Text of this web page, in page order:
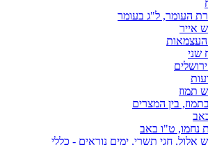
העומר, ל"ג בעומר
אייר
העצמאות
שני
תמוז
בין המצרים
נחמו, ט"ו באב
אלול, חגי תשרי, ימים נוראים - כללי